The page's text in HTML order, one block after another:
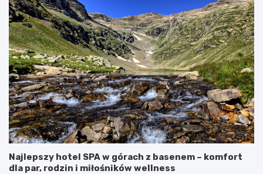
Najlepszy hotel SPA w górach z basenem – komfort
dla par, rodzin i miłośników wellness